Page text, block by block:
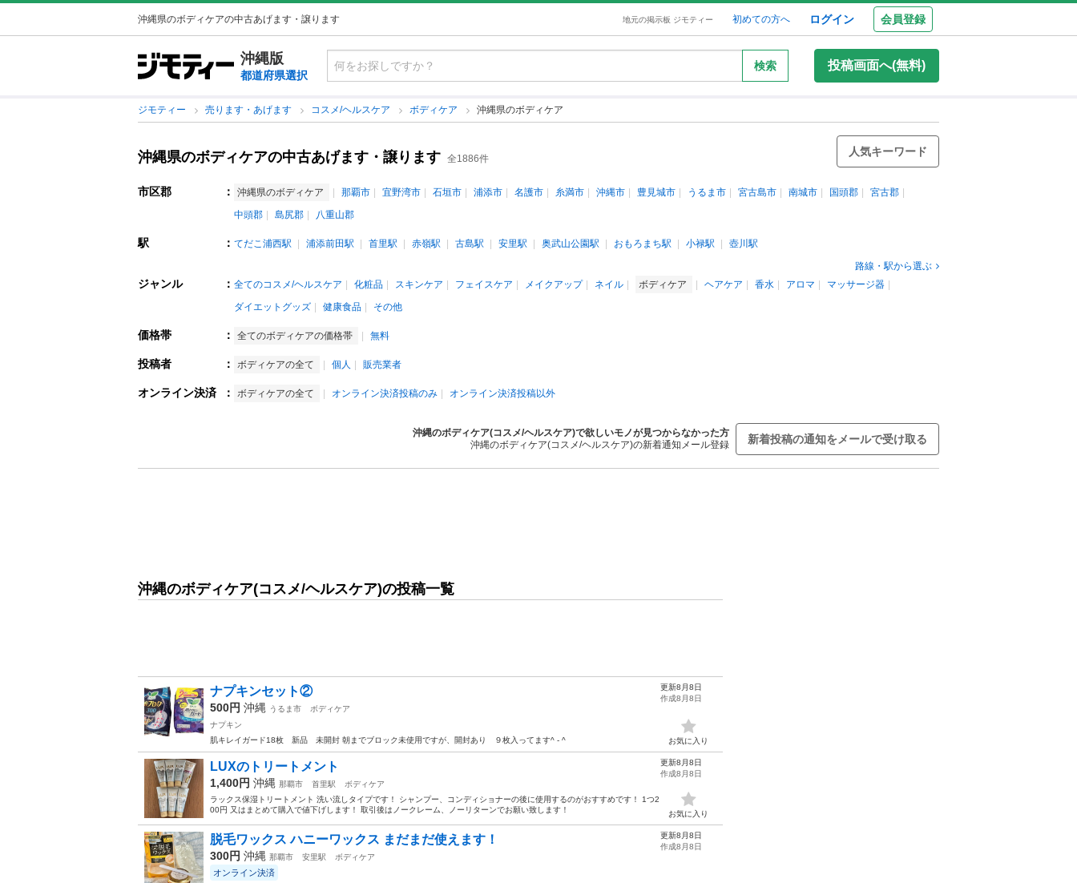
沖縄県のボディケアの中古あげます・譲ります 地元の掲示板 ジモティー 初めての方へ ログイン 会員登録
沖縄版
都道府県選択
検索 投稿画面へ(無料)
ジモティー 売ります・あげます コスメ/ヘルスケア ボディケア 沖縄県のボディケア
沖縄県のボディケアの中古あげます・譲ります 全1886件
人気キーワード
市区郡 ： 沖縄県のボディケア 那覇市 宜野湾市 石垣市 浦添市 名護市 糸満市 沖縄市 豊見城市 うるま市 宮古島市 南城市 国頭郡
宮古郡
中頭郡
島尻郡 八重山郡
駅 ： てだこ浦西駅 浦添前田駅 首里駅 赤嶺駅 古島駅 安里駅 奥武山公園駅 おもろまち駅 小禄駅
壺川駅
路線・駅から選ぶ
ジャンル ： 全てのコスメ/ヘルスケア 化粧品 スキンケア フェイスケア メイクアップ ネイル ボディケア ヘアケア 香水 アロマ
マッサージ器
ダイエットグッズ
健康食品 その他
価格帯 ： 全てのボディケアの価格帯 無料
投稿者 ： ボディケアの全て 個人 販売業者
オンライン決済 ： ボディケアの全て オンライン決済投稿のみ オンライン決済投稿以外
沖縄のボディケア(コスメ/ヘルスケア)で欲しいモノが見つからなかった方
沖縄のボディケア(コスメ/ヘルスケア)の新着通知メール登録
新着投稿の通知をメールで受け取る
沖縄のボディケア(コスメ/ヘルスケア)の投稿一覧
ナプキンセット②
500円 沖縄 うるま市
ボディケア
ナプキン
肌キレイガード18枚 新品 未開封 朝までブロック未使用ですが、開封あり ９枚入ってます^ - ^
更新8月8日
作成8月8日
お気に入り
LUXのトリートメント
1,400円 沖縄 那覇市 首里駅
ボディケア
ラックス保湿トリートメント 洗い流しタイプです！ シャンプー、コンディショナーの後に使用するのがおすすめです！ 1つ2
00円 又はまとめて購入で値下げします！ 取引後はノークレーム、ノーリターンでお願い致します！
更新8月8日
作成8月8日
お気に入り
脱毛ワックス ハニーワックス まだまだ使えます！
300円 沖縄 那覇市 安里駅 ボディケア
オンライン決済
更新8月8日
作成8月8日